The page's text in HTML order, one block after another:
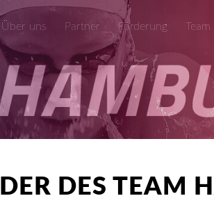
Über uns Partner Förderung
DES TEAM